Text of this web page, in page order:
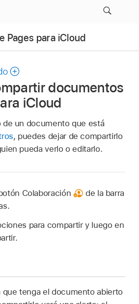
Pages para iCloud
documentos
iCloud
de un documento que está
, puedes dejar de compartirlo
pueda verlo o editarlo.
Colaboración
de la barra
para compartir y luego en
que tenga el documento abierto